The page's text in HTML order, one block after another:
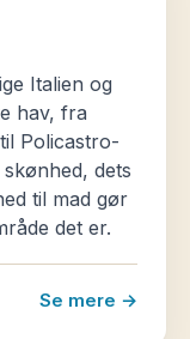
Italien og
hav, fra
Policastro-
dets
til mad gør
det er.
Se mere →